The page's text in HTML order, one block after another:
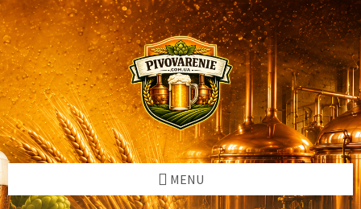
Skip
to
content
Skip
to
left
sidebar
Skip
to
right
sidebar
Skip
to
footer
MENU